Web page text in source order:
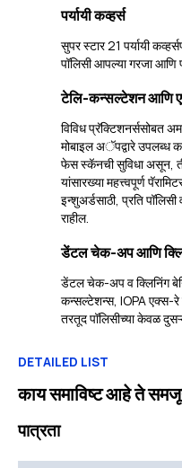
पर्यायी कव्हर्स
सुपर स्टार 21 पर्यायी
पॉलिसी आपल्या गरजा
टेलि-कन्सल्टेशन आणि
विविध प्रॅक्टिशनर्ससोबत
मोबाइल अॅपद्वारे
फेस स्कॅनची सुविधा असून,
यांसारख्या महत्त्वपूर्ण
इन्शुअर्डसाठी, प्रति
राहील.
डेंटल चेक-अप आणि
डेंटल चेक-अप व क्लिनिंग
कन्सल्टेशन्स, IOPA एक्स-रे
तरतूद पॉलिसीच्या केवळ
DETAILED LIST
काय समाविष्ट आहे ते
पात्रता